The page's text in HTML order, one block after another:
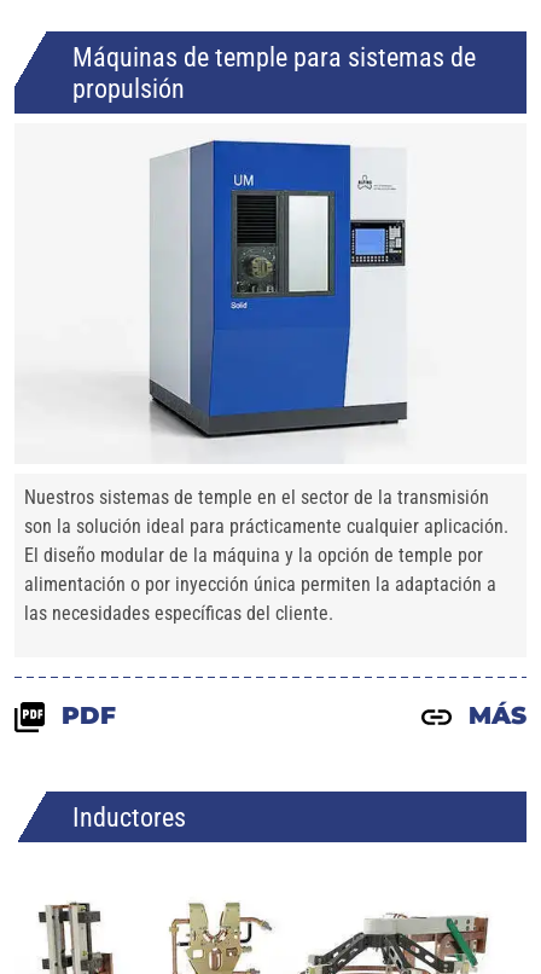
Máquinas de temple para sistemas de
propulsión
Nuestros sistemas de temple en el sector de la transmisión
son la solución ideal para prácticamente cualquier aplicación.
El diseño modular de la máquina y la opción de temple por
alimentación o por inyección única permiten la adaptación a
las necesidades específicas del cliente.
PDF MÁS
Inductores